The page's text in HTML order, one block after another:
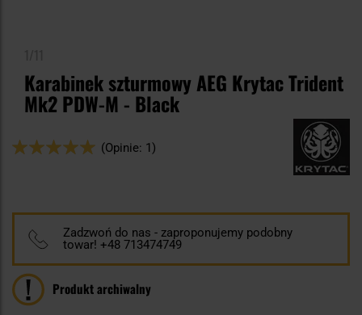
Karabinek szturmowy AEG Krytac Trident
Mk2 PDW-M - Black
Ocena:
(Opinie: 1)
Zadzwoń do nas - zaproponujemy podobny
towar! +48 713474749
Produkt archiwalny